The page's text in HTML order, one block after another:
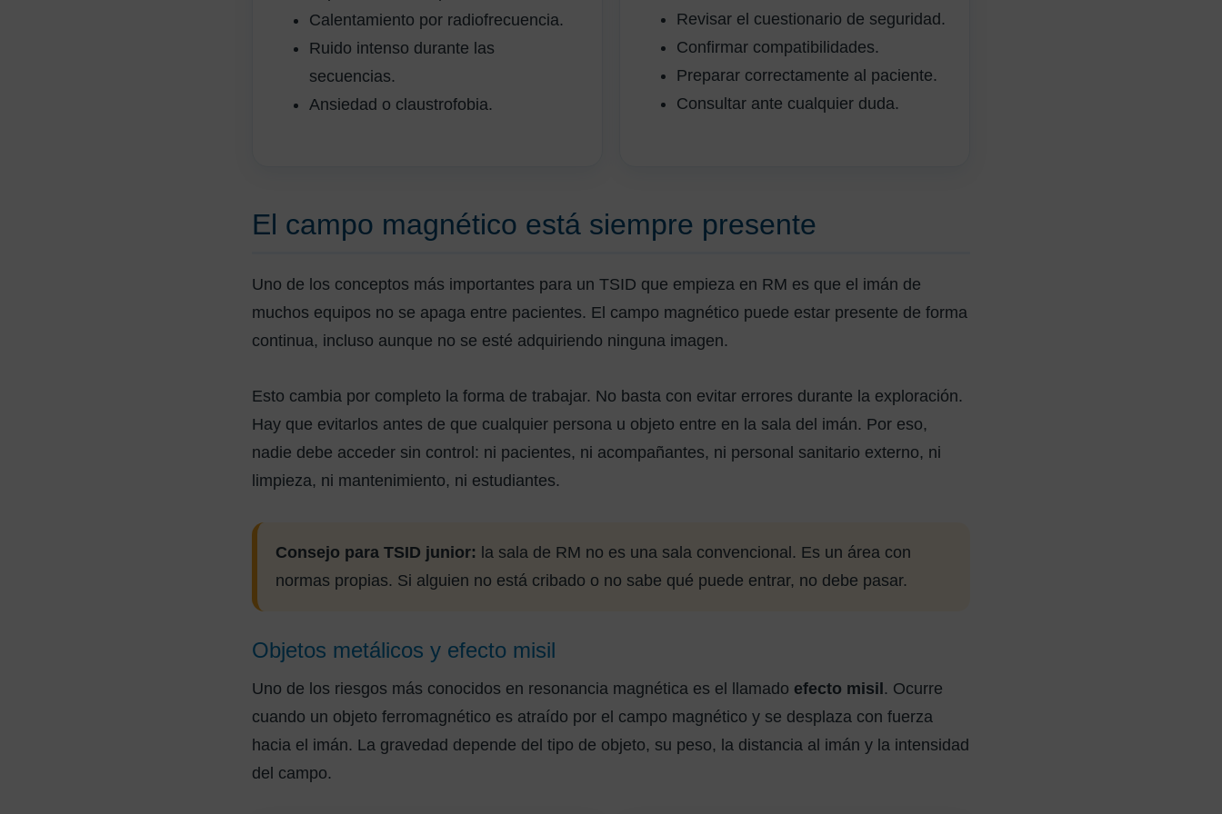
Calentamiento por radiofrecuencia.
Ruido intenso durante las
secuencias.
Ansiedad o claustrofobia.
Revisar el cuestionario de seguridad.
Confirmar compatibilidades.
Preparar correctamente al paciente.
Consultar ante cualquier duda.
El campo magnético está siempre presente
Uno de los conceptos más importantes para un TSID que empieza en RM es que el imán de
muchos equipos no se apaga entre pacientes. El campo magnético puede estar presente de forma
continua, incluso aunque no se esté adquiriendo ninguna imagen.
Esto cambia por completo la forma de trabajar. No basta con evitar errores durante la exploración.
Hay que evitarlos antes de que cualquier persona u objeto entre en la sala del imán. Por eso,
nadie debe acceder sin control: ni pacientes, ni acompañantes, ni personal sanitario externo, ni
limpieza, ni mantenimiento, ni estudiantes.
Consejo para TSID junior: la sala de RM no es una sala convencional. Es un área con
normas propias. Si alguien no está cribado o no sabe qué puede entrar, no debe pasar.
Objetos metálicos y efecto misil
Uno de los riesgos más conocidos en resonancia magnética es el llamado efecto misil . Ocurre
cuando un objeto ferromagnético es atraído por el campo magnético y se desplaza con fuerza
hacia el imán. La gravedad depende del tipo de objeto, su peso, la distancia al imán y la intensidad
del campo.